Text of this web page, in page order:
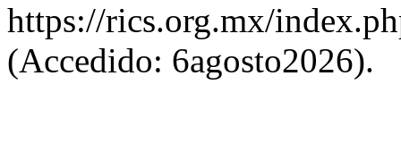
https://rics.org.mx/
(Accedido: 6agosto2026).